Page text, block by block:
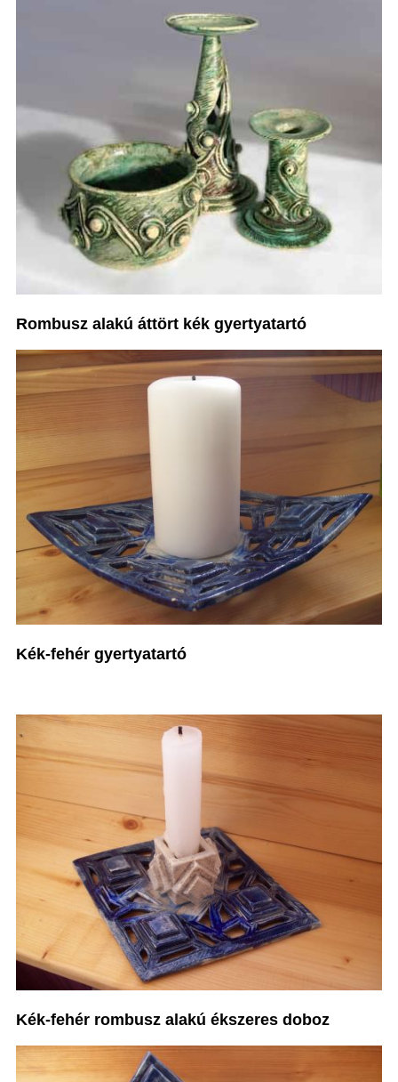
Rombusz alakú áttört kék gyertyatartó
Kék-fehér gyertyatartó
Kék-fehér rombusz alakú ékszeres doboz